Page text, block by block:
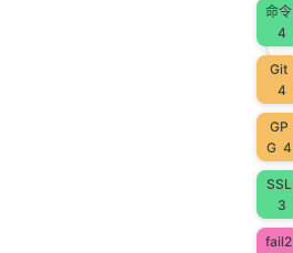
命令
4
Git
4
GP
G 4
SSL
3
fail2